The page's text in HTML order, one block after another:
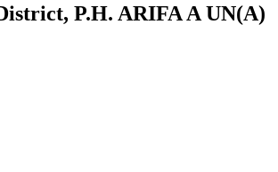
P.H. ARIFA A UN(A)